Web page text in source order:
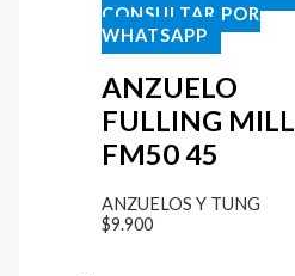
CONSULTAR POR
WHATSAPP
ANZUELO
FULLING MILL
FM50 45
ANZUELOS Y TUNG
$9.900